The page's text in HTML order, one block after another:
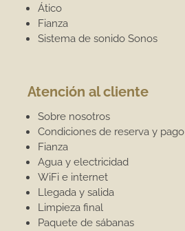
Ático
Fianza
Sistema de sonido Sonos
Atención al cliente
Sobre nosotros
Condiciones de reserva y pago
Fianza
Agua y electricidad
WiFi e internet
Llegada y salida
Limpieza final
Paquete de sábanas